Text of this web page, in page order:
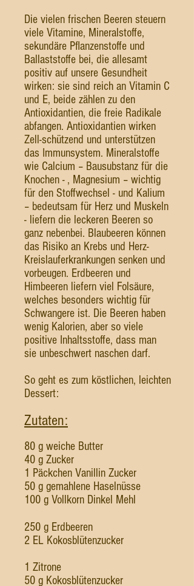
Die vielen frischen Beeren steuern
viele Vitamine, Mineralstoffe,
sekundäre Pflanzenstoffe und
Ballaststoffe bei, die allesamt
positiv auf unsere Gesundheit
wirken: sie sind reich an Vitamin C
und E, beide zählen zu den
Antioxidantien, die freie Radikale
abfangen. Antioxidantien wirken
Zell-schützend und unterstützen
das Immunsystem. Mineralstoffe
wie Calcium – Bausubstanz für die
Knochen - , Magnesium – wichtig
für den Stoffwechsel - und Kalium
– bedeutsam für Herz und Muskeln
- liefern die leckeren Beeren so
ganz nebenbei. Blaubeeren können
das Risiko an Krebs und Herz-
Kreislauferkrankungen senken und
vorbeugen. Erdbeeren und
Himbeeren liefern viel Folsäure,
welches besonders wichtig für
Schwangere ist. Die Beeren haben
wenig Kalorien, aber so viele
positive Inhaltsstoffe, dass man
sie unbeschwert naschen darf.
So geht es zum köstlichen, leichten
Dessert:
Zutaten:
80 g weiche Butter
40 g Zucker
1 Päckchen Vanillin Zucker
50 g gemahlene Haselnüsse
100 g Vollkorn Dinkel Mehl
250 g Erdbeeren
2 EL Kokosblütenzucker
​1 Zitrone
50 g Kokosblütenzucker